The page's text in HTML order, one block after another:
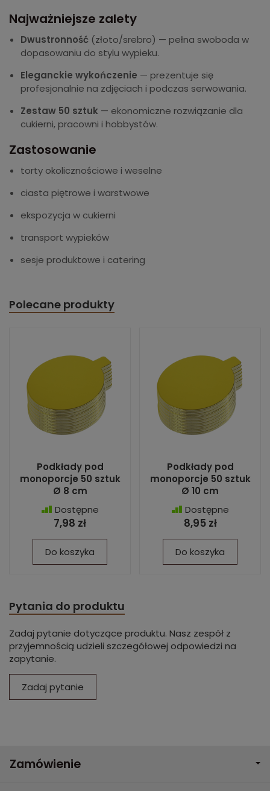
Najważniejsze zalety
Dwustronność (złoto/srebro) — pełna swoboda w
dopasowaniu do stylu wypieku.
Eleganckie wykończenie — prezentuje się
profesjonalnie na zdjęciach i podczas serwowania.
Zestaw 50 sztuk — ekonomiczne rozwiązanie dla
cukierni, pracowni i hobbystów.
Zastosowanie
torty okolicznościowe i weselne
ciasta piętrowe i warstwowe
ekspozycja w cukierni
transport wypieków
sesje produktowe i catering
Polecane produkty
Podkłady pod
monoporcje 50 sztuk
Ø 8 cm
Dostępne
7,98 zł
Do koszyka
Podkłady pod
monoporcje 50 sztuk
Ø 10 cm
Dostępne
8,95 zł
Do koszyka
Pytania do produktu
Zadaj pytanie dotyczące produktu. Nasz zespół z
przyjemnością udzieli szczegółowej odpowiedzi na
zapytanie.
Zadaj pytanie
Zamówienie